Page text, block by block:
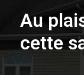
Au
cette